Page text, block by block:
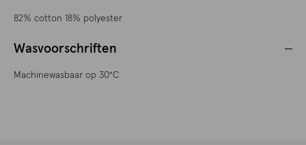
82% cotton 18% polyester
Wasvoorschriften
Machinewasbaar op 30°C